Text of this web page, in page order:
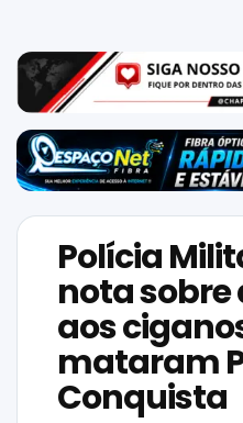
NAS
NOSSAS
REDES
Polícia
nota sobre
aos
mataram
Conquista